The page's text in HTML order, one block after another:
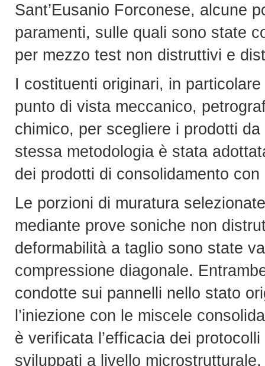
Sant’Eusanio Forconese, alcune
paramenti, sulle quali sono state
per mezzo test non distruttivi e
I costituenti originari, in
punto di vista meccanico,
chimico, per scegliere i prodotti
stessa metodologia è stata
dei prodotti di consolidamento
Le porzioni di muratura
mediante prove soniche non
deformabilità a taglio sono state
compressione diagonale.
condotte sui pannelli nello stato
l’iniezione con le miscele
è verificata l’efficacia dei
sviluppati a livello